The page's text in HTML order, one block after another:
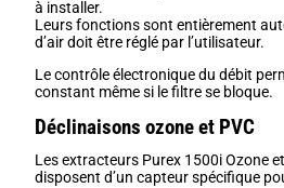
à installer.
Leurs fonctions sont entièrement
d’air doit être réglé par l’utilisateur.
Le contrôle électronique du débit
constant même si le filtre se bloque.
Déclinaisons ozone et PVC
Les extracteurs Purex 1500i Ozone
disposent d’un capteur spécifique